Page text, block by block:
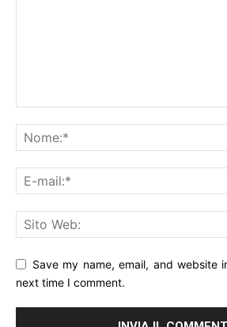
Save my name, email, and website
next time I comment.